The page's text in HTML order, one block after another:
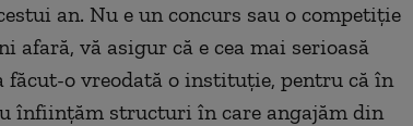
an. Nu e un concurs sau o competiţie
afară, vă asigur că e cea mai serioasă
făcut-o vreodată o instituţie, pentru că în
înfiinţăm structuri în care angajăm din